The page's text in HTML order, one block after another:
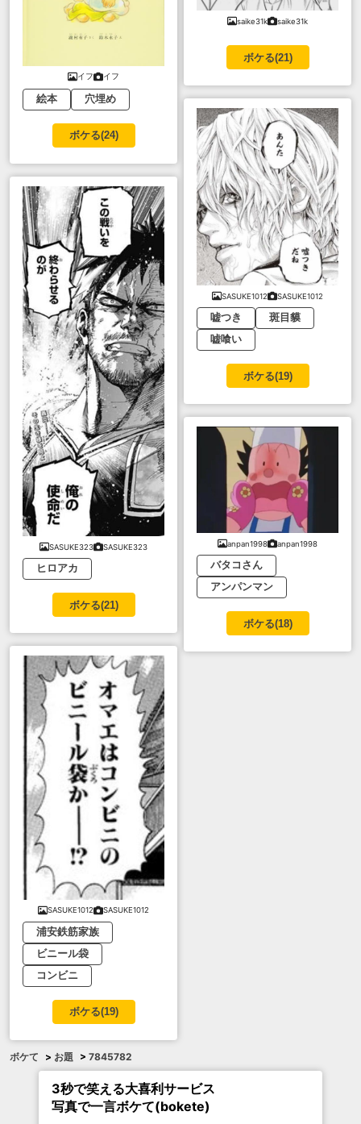
イフ イフ
絵本 穴埋め
ボケる(24)
SASUKE323 SASUKE323
ヒロアカ
ボケる(21)
SASUKE1012 SASUKE1012
浦安鉄筋家族
ビニール袋
コンビニ
ボケる(19)
saike31k saike31k
ボケる(21)
SASUKE1012 SASUKE1012
嘘つき
斑目貘
嘘喰い
ボケる(19)
anpan1998 anpan1998
バタコさん
アンパンマン
ボケる(18)
ボケて > お題 > 7845782
3秒で笑える大喜利サービス
写真で一言ボケて(bokete)